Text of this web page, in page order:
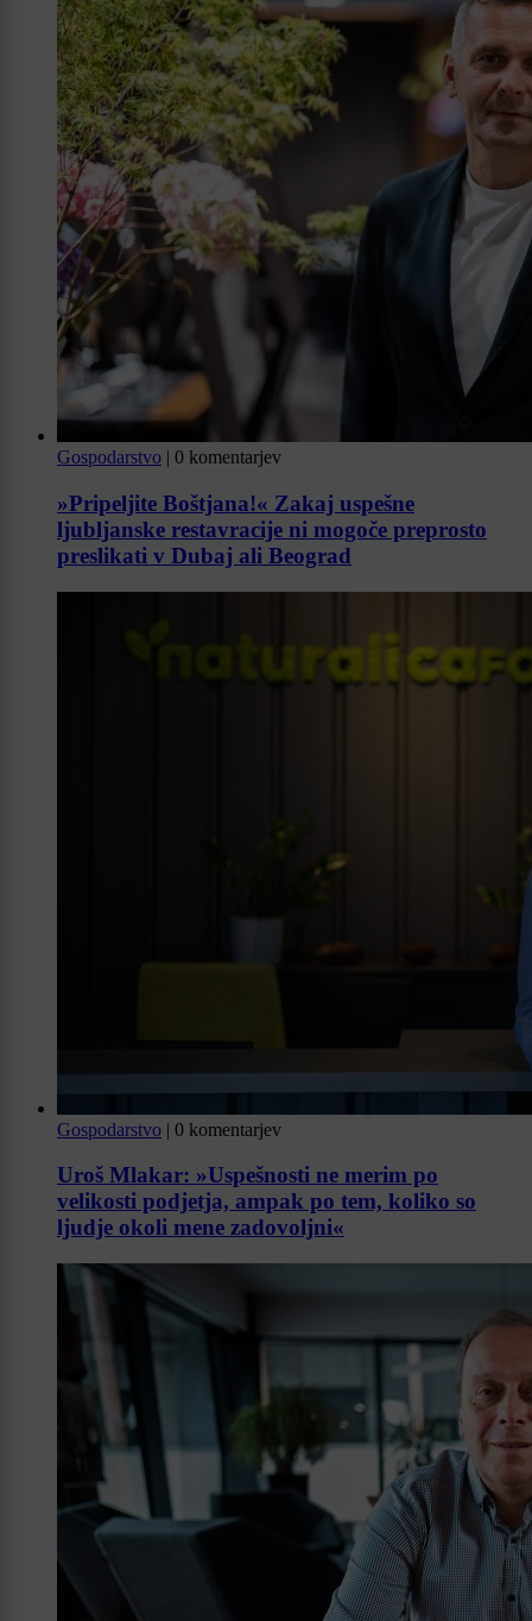
Gospodarstvo | 0 komentarjev
»Pripeljite Boštjana!« Zakaj uspešne
ljubljanske restavracije ni mogoče preprosto
preslikati v Dubaj ali Beograd
Gospodarstvo | 0 komentarjev
Uroš Mlakar: »Uspešnosti ne merim po
velikosti podjetja, ampak po tem, koliko so
ljudje okoli mene zadovoljni«